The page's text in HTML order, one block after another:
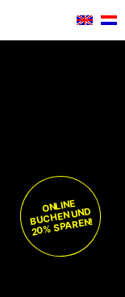
ONLINE
BUCHEN UND
20% SPAREN!